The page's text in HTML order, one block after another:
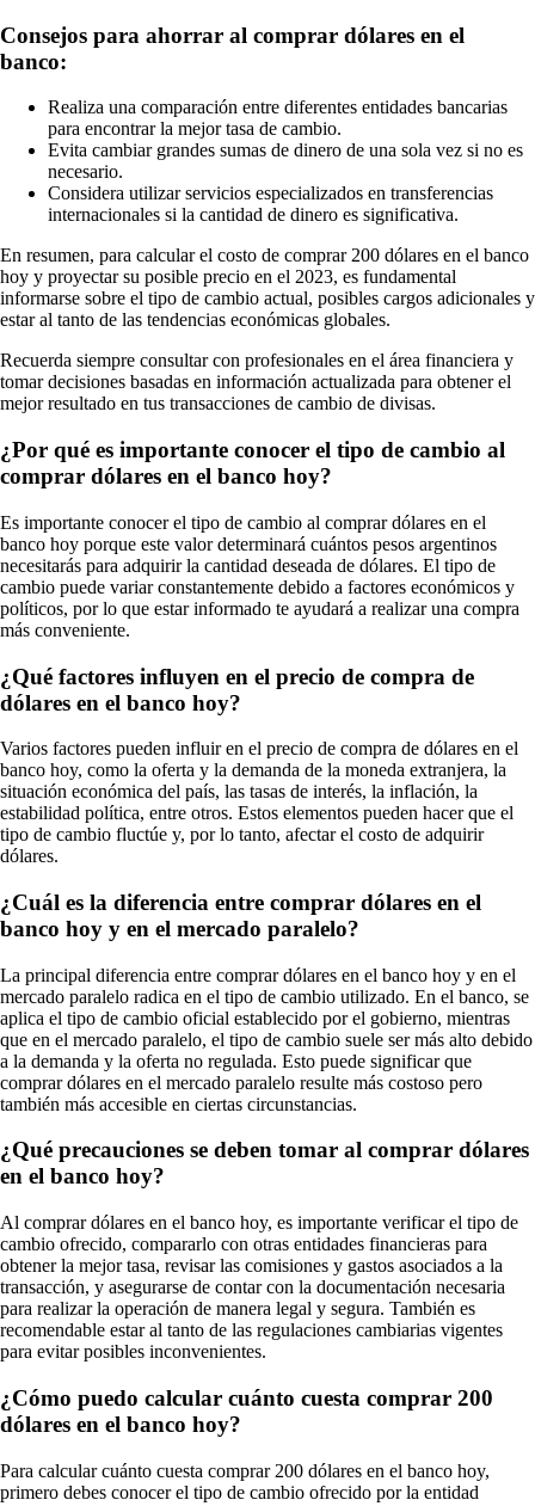
Consejos para ahorrar al comprar dólares en el
banco:
Realiza una comparación entre diferentes entidades bancarias
para encontrar la mejor tasa de cambio.
Evita cambiar grandes sumas de dinero de una sola vez si no es
necesario.
Considera utilizar servicios especializados en transferencias
internacionales si la cantidad de dinero es significativa.
En resumen, para calcular el costo de comprar 200 dólares en el banco
hoy y proyectar su posible precio en el 2023, es fundamental
informarse sobre el tipo de cambio actual, posibles cargos adicionales y
estar al tanto de las tendencias económicas globales.
Recuerda siempre consultar con profesionales en el área financiera y
tomar decisiones basadas en información actualizada para obtener el
mejor resultado en tus transacciones de cambio de divisas.
¿Por qué es importante conocer el tipo de cambio al
comprar dólares en el banco hoy?
Es importante conocer el tipo de cambio al comprar dólares en el
banco hoy porque este valor determinará cuántos pesos argentinos
necesitarás para adquirir la cantidad deseada de dólares. El tipo de
cambio puede variar constantemente debido a factores económicos y
políticos, por lo que estar informado te ayudará a realizar una compra
más conveniente.
¿Qué factores influyen en el precio de compra de
dólares en el banco hoy?
Varios factores pueden influir en el precio de compra de dólares en el
banco hoy, como la oferta y la demanda de la moneda extranjera, la
situación económica del país, las tasas de interés, la inflación, la
estabilidad política, entre otros. Estos elementos pueden hacer que el
tipo de cambio fluctúe y, por lo tanto, afectar el costo de adquirir
dólares.
¿Cuál es la diferencia entre comprar dólares en el
banco hoy y en el mercado paralelo?
La principal diferencia entre comprar dólares en el banco hoy y en el
mercado paralelo radica en el tipo de cambio utilizado. En el banco, se
aplica el tipo de cambio oficial establecido por el gobierno, mientras
que en el mercado paralelo, el tipo de cambio suele ser más alto debido
a la demanda y la oferta no regulada. Esto puede significar que
comprar dólares en el mercado paralelo resulte más costoso pero
también más accesible en ciertas circunstancias.
¿Qué precauciones se deben tomar al comprar dólares
en el banco hoy?
Al comprar dólares en el banco hoy, es importante verificar el tipo de
cambio ofrecido, compararlo con otras entidades financieras para
obtener la mejor tasa, revisar las comisiones y gastos asociados a la
transacción, y asegurarse de contar con la documentación necesaria
para realizar la operación de manera legal y segura. También es
recomendable estar al tanto de las regulaciones cambiarias vigentes
para evitar posibles inconvenientes.
¿Cómo puedo calcular cuánto cuesta comprar 200
dólares en el banco hoy?
Para calcular cuánto cuesta comprar 200 dólares en el banco hoy,
primero debes conocer el tipo de cambio ofrecido por la entidad